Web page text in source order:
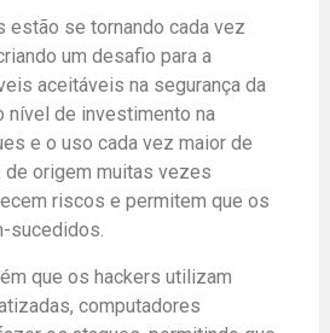
estão se tornando cada vez
um desafio para a
aceitáveis na segurança da
nível de investimento na
e o uso cada vez maior de
origem muitas vezes
riscos e permitem que os
sucedidos.
que os hackers utilizam
computadores